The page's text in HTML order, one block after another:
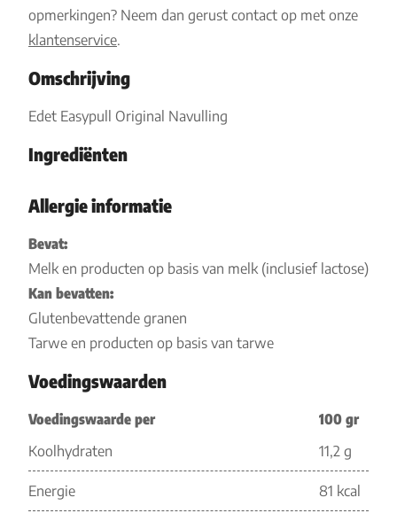
opmerkingen? Neem dan gerust contact op met onze
klantenservice.
Omschrijving
Edet Easypull Original Navulling
Ingrediënten
Allergie informatie
Bevat:
Melk en producten op basis van melk (inclusief lactose)
Kan bevatten:
Glutenbevattende granen
Tarwe en producten op basis van tarwe
Voedingswaarden
Voedingswaarde per
100 gr
Koolhydraten
11,2 g
Energie 81 kcal